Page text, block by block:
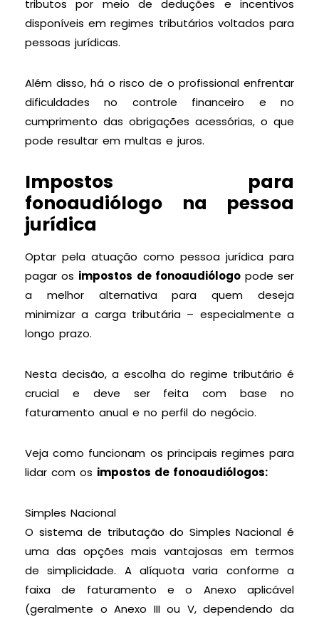
tributos por meio de deduções e incentivos
disponíveis em regimes tributários voltados para
pessoas jurídicas.
Além disso, há o risco de o profissional enfrentar
dificuldades no controle financeiro e no
cumprimento das obrigações acessórias, o que
pode resultar em multas e juros.
Impostos para
fonoaudiólogo na pessoa
jurídica
Optar pela atuação como pessoa jurídica para
pagar os impostos de fonoaudiólogopode ser
a melhor alternativa para quem deseja
minimizar a carga tributária – especialmente a
longo prazo.
Nesta decisão, a escolha do regime tributário é
crucial e deve ser feita com base no
faturamento anual e no perfil do negócio.
Veja como funcionam os principais regimes para
lidar com os impostos de fonoaudiólogos:
Simples Nacional
O sistema de tributação do Simples Nacional é
uma das opções mais vantajosas em termos
de simplicidade. A alíquota varia conforme a
faixa de faturamento e o Anexo aplicável
(geralmente o Anexo III ou V, dependendo da